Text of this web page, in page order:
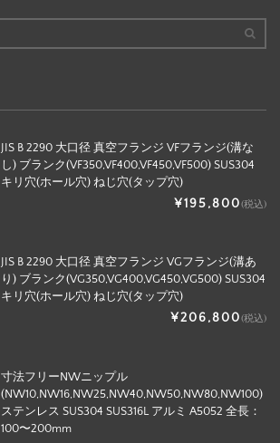
JIS B 2290 大口径 真空フランジ VFフランジ(溝な
し) ブランク(VF350,VF400,VF450,VF500) SUS304
キリ穴(ホール穴) ねじ穴(タップ穴)
¥195,800(税込)
JIS B 2290 大口径 真空フランジ VGフランジ(溝あ
り) ブランク(VG350,VG400,VG450,VG500) SUS304
キリ穴(ホール穴) ねじ穴(タップ穴)
¥206,800(税込)
寸法フリーNWニップル
(NW10,NW16,NW25,NW40,NW50,NW80,NW100)
ステンレス SUS304 SUS316L アルミ A5052 全長：
100〜200mm